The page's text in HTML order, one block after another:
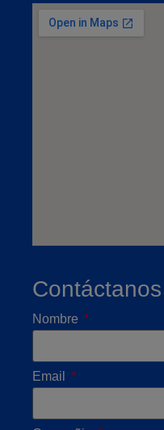
Contáctanos
Nombre
Email